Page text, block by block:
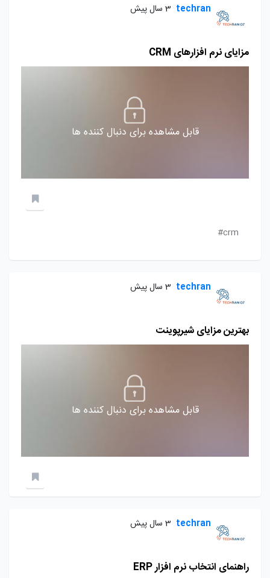
techran 3 سال پیش
مزایای نرم افزارهای CRM
قابل مشاهده برای دنبال کننده ها
crm#
techran 3 سال پیش
بهترین مزایای شیرپوینت
قابل مشاهده برای دنبال کننده ها
techran 3 سال پیش
راهنمای انتخاب نرم افزار ERP